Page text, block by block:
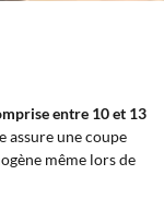
entre 10 et 13
assure une coupe
même lors de